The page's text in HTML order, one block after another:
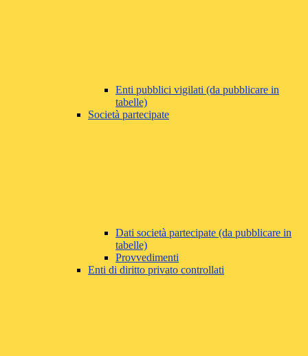
Enti pubblici vigilati (da pubblicare in
tabelle)
Società partecipate
Dati società partecipate (da pubblicare in
tabelle)
Provvedimenti
Enti di diritto privato controllati